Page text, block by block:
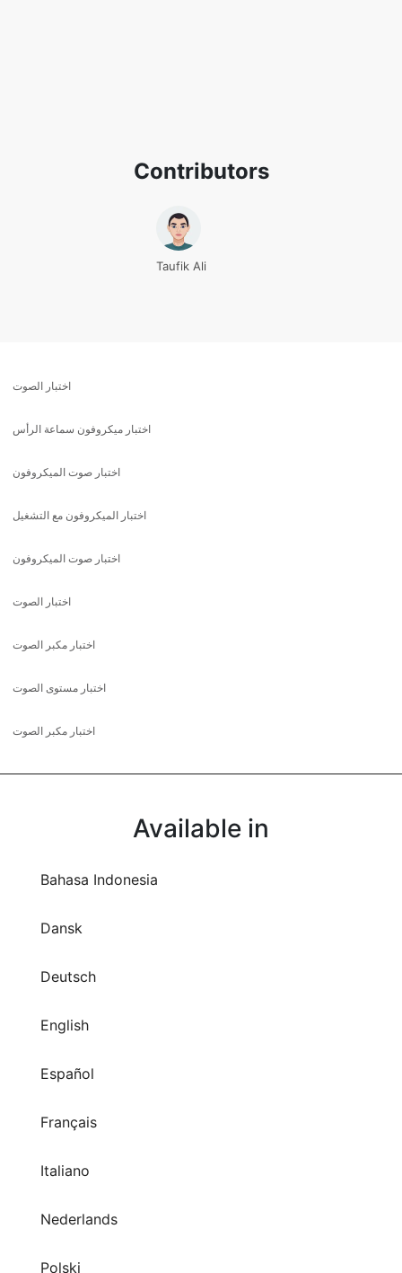
Contributors
Taufik Ali
اختبار الصوت
اختبار ميكروفون سماعة الرأس
اختبار صوت الميكروفون
اختبار الميكروفون مع التشغيل
اختبار صوت الميكروفون
اختبار الصوت
اختبار مكبر الصوت
اختبار مستوى الصوت
اختبار مكبر الصوت
Available in
Bahasa Indonesia
Dansk
Deutsch
English
Español
Français
Italiano
Nederlands
Polski